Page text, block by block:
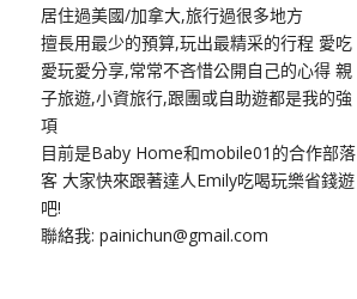
居住過美國/加拿大,旅行過很多地方
擅長用最少的預算,玩出最精采的行程 愛吃
愛玩愛分享,常常不吝惜公開自己的心得 親
子旅遊,小資旅行,跟團或自助遊都是我的強
項
目前是Baby Home和mobile01的合作部落
客 大家快來跟著達人Emily吃喝玩樂省錢遊
吧!
聯絡我: painichun@gmail.com